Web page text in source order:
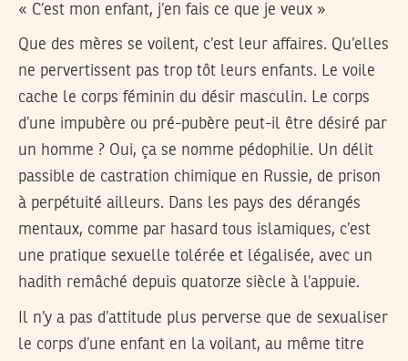
« C’est mon enfant, j’en fais ce que je veux »
Que des mères se voilent, c’est leur affaires. Qu’elles
ne pervertissent pas trop tôt leurs enfants. Le voile
cache le corps féminin du désir masculin. Le corps
d’une impubère ou pré-pubère peut-il être désiré par
un homme ? Oui, ça se nomme pédophilie. Un délit
passible de castration chimique en Russie, de prison
à perpétuité ailleurs. Dans les pays des dérangés
mentaux, comme par hasard tous islamiques, c’est
une pratique sexuelle tolérée et légalisée, avec un
hadith remâché depuis quatorze siècle à l’appuie.
Il n’y a pas d’attitude plus perverse que de sexualiser
le corps d’une enfant en la voilant, au même titre